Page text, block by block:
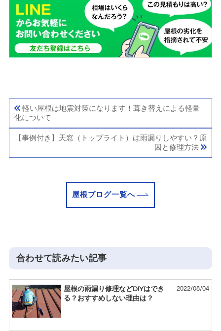
軽い屋根は地震対策になります！葺き替えによる軽量
化について
【事例付き】天窓（トップライト）は雨漏りしやすい？原
因と修理方法
屋根ブログ一覧へ
合わせて読みたい記事
屋根の雨漏り修理などDIYはでき
る？おすすめしない理由は？
2022/08/04